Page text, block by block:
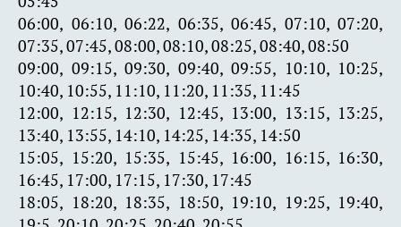
06:00, 06:10, 06:22, 06:35, 06:45, 07:10, 07:20,
07:35, 07:45, 08:00, 08:10, 08:25, 08:40, 08:50
09:00, 09:15, 09:30, 09:40, 09:55, 10:10, 10:25,
10:40, 10:55, 11:10, 11:20, 11:35, 11:45
12:00, 12:15, 12:30, 12:45, 13:00, 13:15, 13:25,
13:40, 13:55, 14:10, 14:25, 14:35, 14:50
15:05, 15:20, 15:35, 15:45, 16:00, 16:15, 16:30,
16:45, 17:00, 17:15, 17:30, 17:45
18:05, 18:20, 18:35, 18:50, 19:10, 19:25, 19:40,